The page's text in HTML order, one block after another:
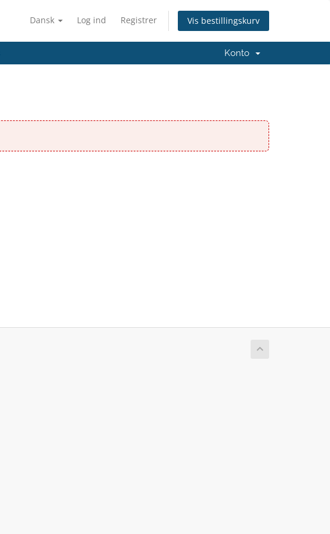
Dansk Log ind Registrer Vis bestillingskurv
Konto